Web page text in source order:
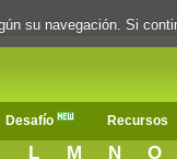
Desafío Recursos
L M N O
su navegación. Si